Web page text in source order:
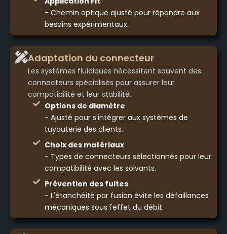
- Chemin optique ajusté pour répondre aux
besoins expérimentaux.
Adaptation du connecteur
Les systèmes fluidiques nécessitent souvent des
connecteurs spécialisés pour assurer leur
compatibilité et leur stabilité.
Options de diamètre
- Ajusté pour s'intégrer aux systèmes de
tuyauterie des clients.
Choix des matériaux
- Types de connecteurs sélectionnés pour leur
compatibilité avec les solvants.
Prévention des fuites
- L'étanchéité par fusion évite les défaillances
mécaniques sous l'effet du débit.